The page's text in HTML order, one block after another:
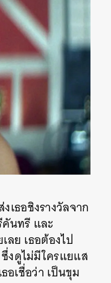
เธอชิงรางวัลจาก
นทรี และ
ลย เธอต้องไป
งดูไม่มีใครแยแส
อเชื่อว่า เป็นขุม